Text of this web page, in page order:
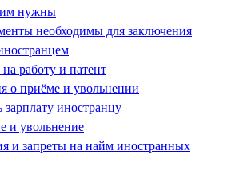
нужны
необходимы для заключения
работу и патент
о приёме и увольнении
зарплату иностранцу
и увольнение
и запреты на найм иностранных